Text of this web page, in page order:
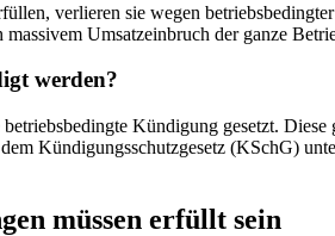
verlieren sie wegen betriebsbedingter
Umsatzeinbruch der ganze
werden?
Kündigung gesetzt.
Kündigungsschutzgesetz (KSchG)
müssen erfüllt sein